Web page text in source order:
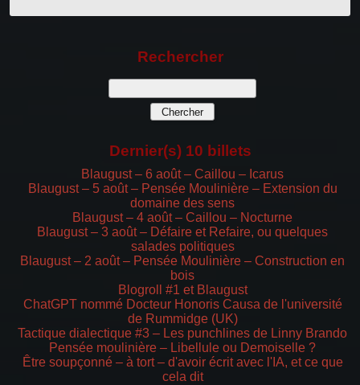
Rechercher
Dernier(s) 10 billets
Blaugust – 6 août – Caillou – Icarus
Blaugust – 5 août – Pensée Moulinière – Extension du
domaine des sens
Blaugust – 4 août – Caillou – Nocturne
Blaugust – 3 août – Défaire et Refaire, ou quelques
salades politiques
Blaugust – 2 août – Pensée Moulinière – Construction en
bois
Blogroll #1 et Blaugust
ChatGPT nommé Docteur Honoris Causa de l'université
de Rummidge (UK)
Tactique dialectique #3 – Les punchlines de Linny Brando
Pensée moulinière – Libellule ou Demoiselle ?
Être soupçonné – à tort – d'avoir écrit avec l'IA, et ce que
cela dit